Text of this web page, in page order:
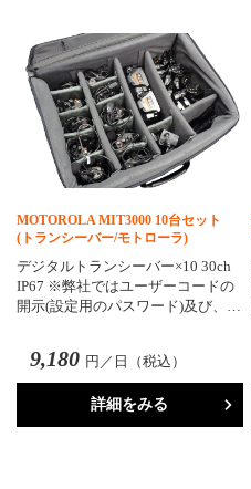
MOTOROLA MIT3000 10台セット
(トランシーバー/モトローラ)
デジタルトランシーバー×10 30ch
IP67 ※弊社ではユーザーコードの
開示(設定用のパスワード)及び、…
9,180 円／日（税込）
詳細をみる